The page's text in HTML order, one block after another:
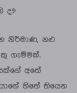
ද?
නිර්මාණ, නළු
ගැම්මක්.
අතේ
හිතේ තියෙන